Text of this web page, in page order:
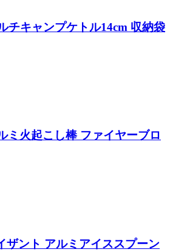
チキャンプケトル14cm 収納袋
ミ火起こし棒 ファイヤーブロ
ザント アルミアイススプーン